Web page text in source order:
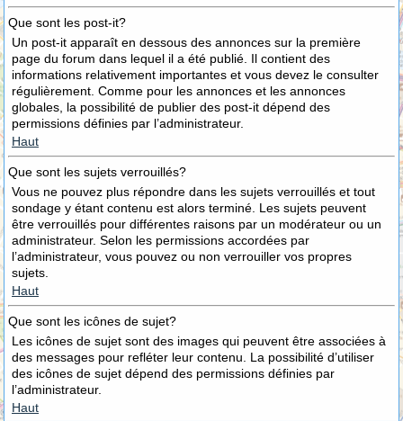
Que sont les post-it?
Un post-it apparaît en dessous des annonces sur la première
page du forum dans lequel il a été publié. Il contient des
informations relativement importantes et vous devez le consulter
régulièrement. Comme pour les annonces et les annonces
globales, la possibilité de publier des post-it dépend des
permissions définies par l’administrateur.
Haut
Que sont les sujets verrouillés?
Vous ne pouvez plus répondre dans les sujets verrouillés et tout
sondage y étant contenu est alors terminé. Les sujets peuvent
être verrouillés pour différentes raisons par un modérateur ou un
administrateur. Selon les permissions accordées par
l’administrateur, vous pouvez ou non verrouiller vos propres
sujets.
Haut
Que sont les icônes de sujet?
Les icônes de sujet sont des images qui peuvent être associées à
des messages pour refléter leur contenu. La possibilité d’utiliser
des icônes de sujet dépend des permissions définies par
l’administrateur.
Haut